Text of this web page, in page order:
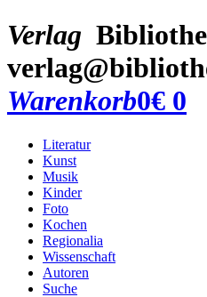
Verlag
Warenkorb0€ 0
Literatur
Kunst
Musik
Kinder
Foto
Kochen
Regionalia
Wissenschaft
Autoren
Suche